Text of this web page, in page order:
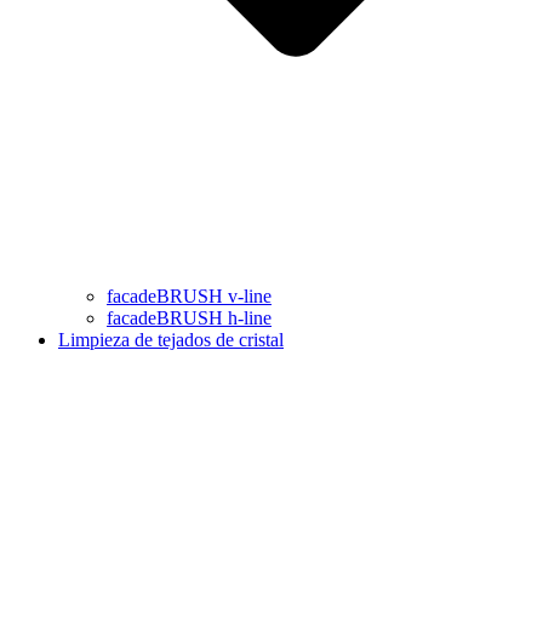
facadeBRUSH v-line
facadeBRUSH h-line
Limpieza de tejados de cristal